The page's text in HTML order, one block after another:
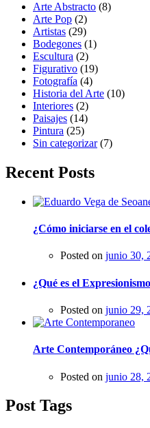
Arte Abstracto (8)
Arte Pop (2)
Artistas (29)
Bodegones (1)
Escultura (2)
Figurativo (19)
Fotografía (4)
Historia del Arte (10)
Interiores (2)
Paisajes (14)
Pintura (25)
Sin categorizar(7)
Recent Posts
¿Cómo iniciarse en el
Posted on junio 30,
¿Qué es el
Posted on junio 29,
Arte Contemporáneo
Posted on junio 28,
Post Tags